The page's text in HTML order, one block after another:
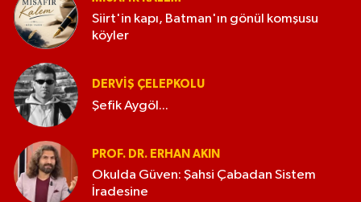
Siirt'in kapı, Batman'ın gönül komşusu
köyler
DERVIŞ ÇELEPKOLU
Şefik Aygöl...
PROF. DR. ERHAN AKIN
Okulda Güven: Şahsi Çabadan Sistem
İradesine